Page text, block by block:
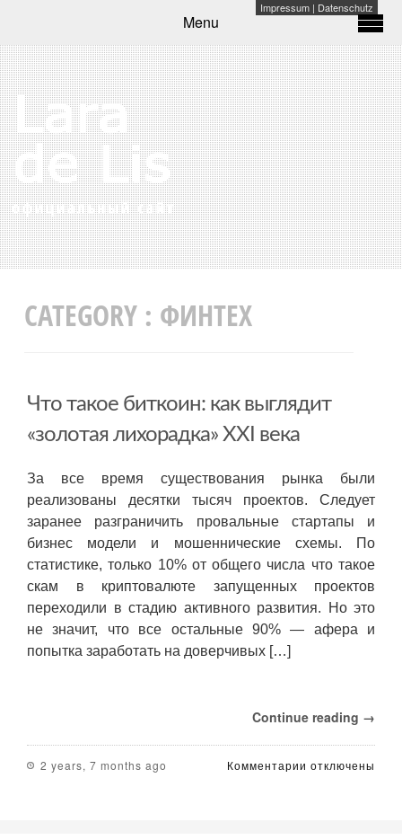
Impressum | Datenschutz
Menu
CATEGORY : ФИНТЕХ
Что такое биткоин: как выглядит
«золотая лихорадка» XXI века
За все время существования рынка были
реализованы десятки тысяч проектов. Следует
заранее разграничить провальные стартапы и
бизнес модели и мошеннические схемы. По
статистике, только 10% от общего числа что такое
скам в криптовалюте запущенных проектов
переходили в стадию активного развития. Но это
не значит, что все остальные 90% — афера и
попытка заработать на доверчивых […]
Continue reading →
2 years, 7 months ago Комментарии котключены